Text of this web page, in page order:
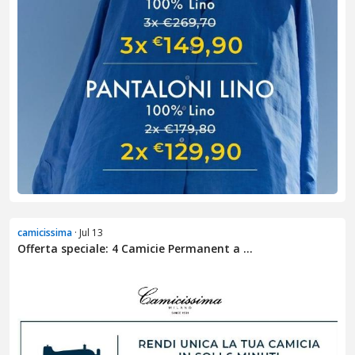
camicissima · Jul 13
Offerta speciale: 4 Camicie Permanent a ...